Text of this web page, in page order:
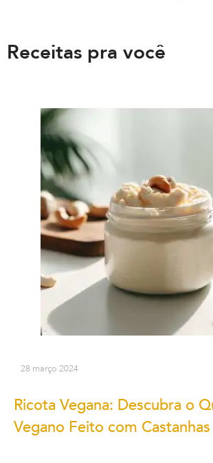
Receitas pra você
28 março 2024
Ricota Vegana: Descubra o
Vegano Feito com